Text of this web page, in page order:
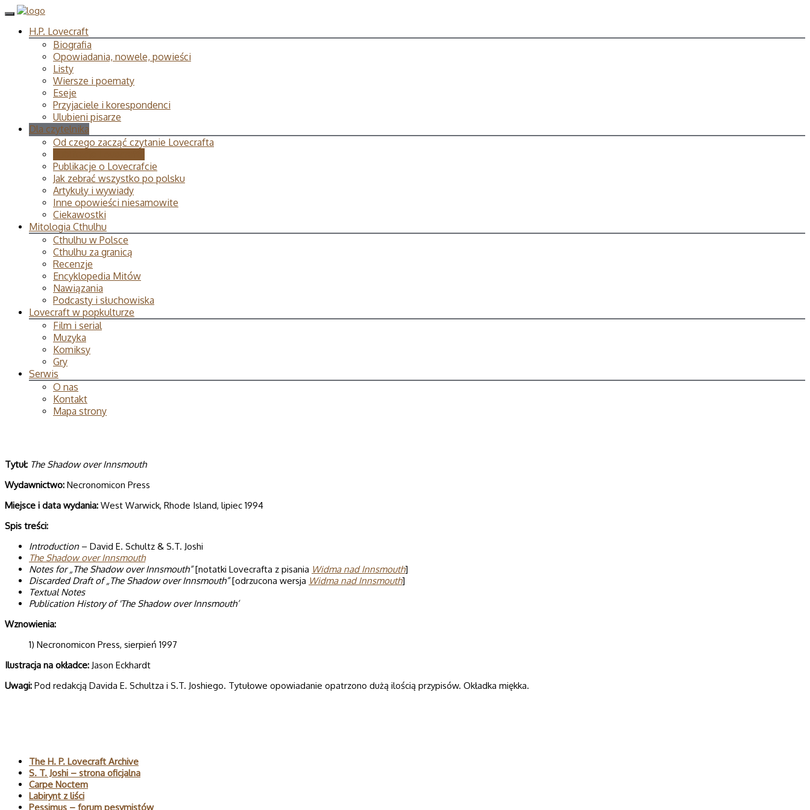
H.P. Lovecraft
Biografia
Opowiadania, nowele, powieści
Listy
Wiersze i poematy
Eseje
Przyjaciele i korespondenci
Ulubieni pisarze
Dla czytelnika
Od czego zacząć czytanie Lovecrafta
Publikacje o Lovecrafcie
Jak zebrać wszystko po polsku
Artykuły i wywiady
Inne opowieści niesamowite
Ciekawostki
Mitologia Cthulhu
Cthulhu w Polsce
Cthulhu za granicą
Recenzje
Encyklopedia Mitów
Nawiązania
Podcasty i słuchowiska
Lovecraft w popkulturze
Film i serial
Muzyka
Komiksy
Gry
Serwis
O nas
Kontakt
Mapa strony
Tytuł: The Shadow over Innsmouth
Wydawnictwo: Necronomicon Press
Miejsce i data wydania: West Warwick, Rhode Island, lipiec 1994
Spis treści:
Introduction – David E. Schultz & S.T. Joshi
The Shadow over Innsmouth
Notes for „The Shadow over Innsmouth”[notatki Lovecrafta z pisania Widma nad Innsmouth]
Discarded Draft of „The Shadow over Innsmouth”[odrzucona wersja Widma nad Innsmouth]
Textual Notes
Publication History of 'The Shadow over Innsmouth’
Wznowienia:
1) Necronomicon Press, sierpień 1997
Ilustracja na okładce: Jason Eckhardt
Uwagi: Pod redakcją Davida E. Schultza i S.T. Joshiego. Tytułowe opowiadanie opatrzono dużą ilością przypisów. Okładka miękka.
The H. P. Lovecraft Archive
S. T. Joshi – strona oficjalna
Carpe Noctem
Labirynt z liści
Pessimus – forum pesymistów